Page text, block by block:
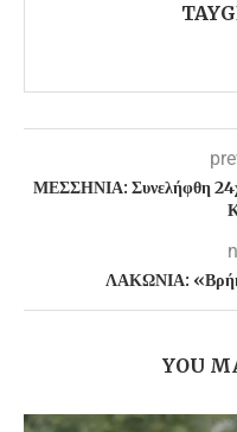
ΜΕΣΣΗΝΙΑ: Συνελήφθη
ΛΑΚΩΝΙΑ:
YOU